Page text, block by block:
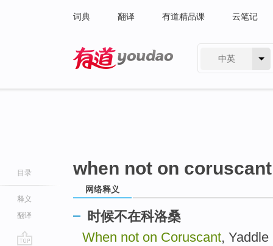
词典 翻译 有道精品课 云笔记
中英
目录
释义
翻译
when not on coruscant
网络释义
时候不在科洛桑
When not on Coruscant,